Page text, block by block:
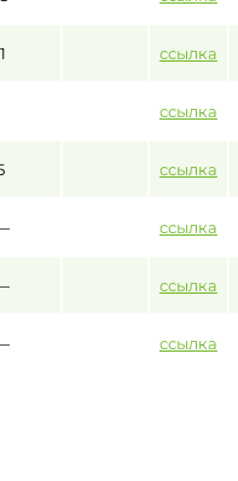
ссылка
ссылка
ссылка
ссылка
ссылка
ссылка